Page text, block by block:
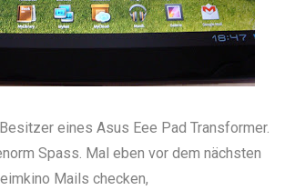
eines Asus Eee Pad Transformer.
Spass. Mal eben vor dem nächsten
Mails checken,